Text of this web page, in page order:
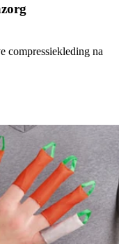
compressiekleding na